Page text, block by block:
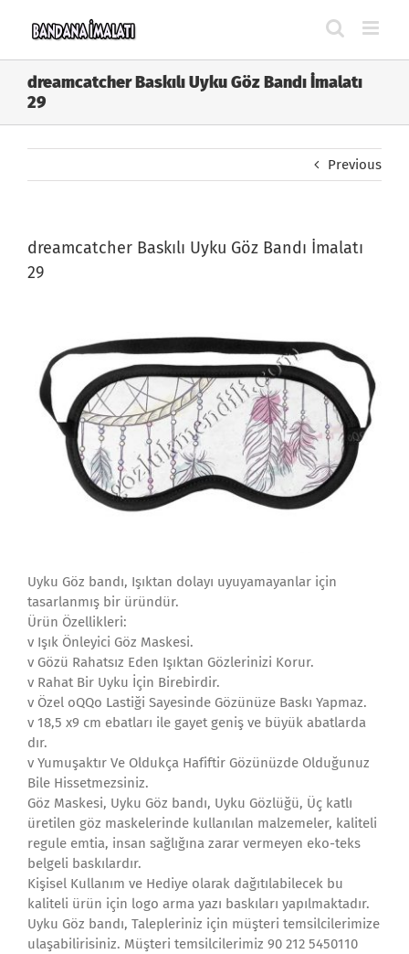
dreamcatcher Baskılı Uyku Göz Bandı İmalatı
29
Previous
dreamcatcher Baskılı Uyku Göz Bandı İmalatı
29
Uyku Göz bandı, Işıktan dolayı uyuyamayanlar için
tasarlanmış bir üründür.
Ürün Özellikleri:
v Işık Önleyici Göz Maskesi.
v Gözü Rahatsız Eden Işıktan Gözlerinizi Korur.
v Rahat Bir Uyku İçin Birebirdir.
v Özel oQQo Lastiği Sayesinde Gözünüze Baskı Yapmaz.
v 18,5 x9 cm ebatları ile gayet geniş ve büyük abatlarda
dır.
v Yumuşaktır Ve Oldukça Hafiftir Gözünüzde Olduğunuz
Bile Hissetmezsiniz.
Göz Maskesi, Uyku Göz bandı, Uyku Gözlüğü, Üç katlı
üretilen göz maskelerinde kullanılan malzemeler, kaliteli
regule emtia, insan sağlığına zarar vermeyen eko-teks
belgeli baskılardır.
Kişisel Kullanım ve Hediye olarak dağıtılabilecek bu
kaliteli ürün için logo arma yazı baskıları yapılmaktadır.
Uyku Göz bandı, Talepleriniz için müşteri temsilcilerimize
ulaşabilirisiniz. Müşteri temsilcilerimiz 90 212 5450110